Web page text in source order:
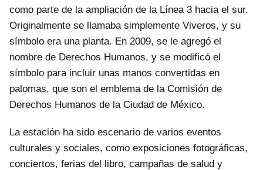
como parte de la ampliación de la Línea 3 hacia el sur.
Originalmente se llamaba simplemente Viveros, y su
símbolo era una planta. En 2009, se le agregó el
nombre de Derechos Humanos, y se modificó el
símbolo para incluir unas manos convertidas en
palomas, que son el emblema de la Comisión de
Derechos Humanos de la Ciudad de México.
La estación ha sido escenario de varios eventos
culturales y sociales, como exposiciones fotográficas,
conciertos, ferias del libro, campañas de salud y